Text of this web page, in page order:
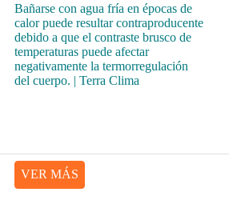
Bañarse con agua fría en épocas de
calor puede resultar contraproducente
debido a que el contraste brusco de
temperaturas puede afectar
negativamente la termorregulación
del cuerpo. | Terra Clima
VER MÁS